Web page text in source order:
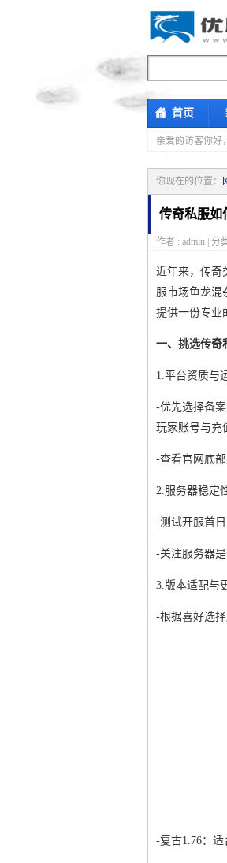
首页
亲爱的访客你好，
你现在的位置：
传奇私服如
作者 : admin | 分
近年来，传奇
服市场鱼龙混
提供一份专业
一、挑选传奇
1.平台资质与
-优先选择备
玩家账号与充
-查看官网底
2.服务器稳定
-测试开服首
-关注服务器
3.版本适配与
-根据喜好选择
-复古1.76：适